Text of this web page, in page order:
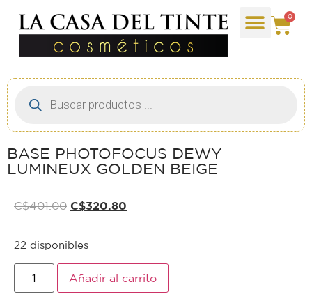
0
BASE PHOTOFOCUS DEWY
LUMINEUX GOLDEN BEIGE
C$401.00 C$320.80
22 disponibles
Añadir al carrito